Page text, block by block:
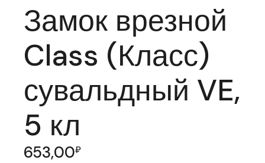
Замок врезной
Class (Класс)
сувальдный VE,
5 кл
653,00₽